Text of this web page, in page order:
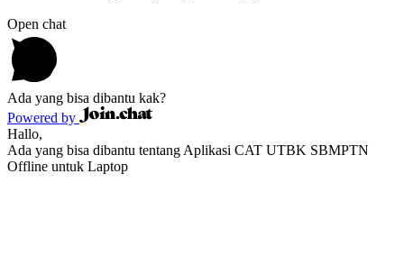
Open chat
Ada yang bisa dibantu kak?
Powered by
Hallo,
Ada yang bisa dibantu tentang Aplikasi CAT UTBK SBMPTN
Offline untuk Laptop